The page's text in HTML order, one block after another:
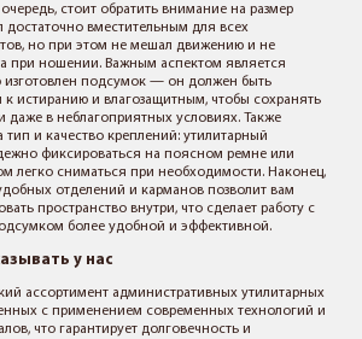
стоит обратить внимание на размер
достаточно вместительным для всех
но при этом не мешал движению и не
при ношении. Важным аспектом является
изготовлен подсумок — он должен быть
истиранию и влагозащитным, чтобы сохранять
даже в неблагоприятных условиях. Также
тип и качество креплений: утилитарный
фиксироваться на поясном ремне или
легко сниматься при необходимости. Наконец,
отделений и карманов позволит вам
пространство внутри, что сделает работу с
более удобной и эффективной.
у нас
ассортимент административных утилитарных
с применением современных технологий и
что гарантирует долговечность и